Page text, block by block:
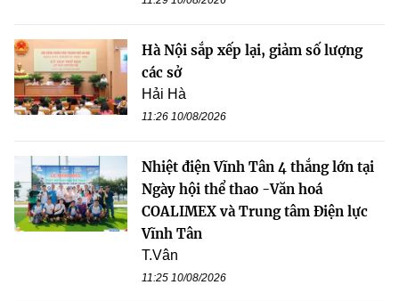
Hà Nội sắp xếp lại, giảm số lượng
các sở
Hải Hà
11:26 10/08/2026
Nhiệt điện Vĩnh Tân 4 thắng lớn tại
Ngày hội thể thao -Văn hoá
COALIMEX và Trung tâm Điện lực
Vĩnh Tân
T.Vân
11:25 10/08/2026